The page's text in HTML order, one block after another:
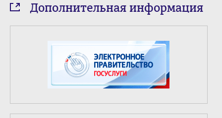
Дополнительная информация